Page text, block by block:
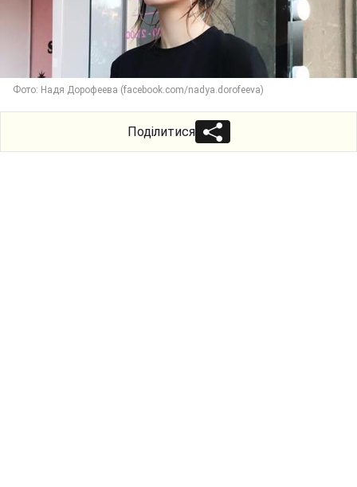
Фото: Надя Дорофеева (facebook.com/nadya.dorofeeva)
Поділитися